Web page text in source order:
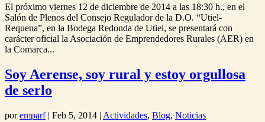
El próximo viernes 12 de diciembre de 2014 a las 18:30 h., en el
Salón de Plenos del Consejo Regulador de la D.O. “Utiel-
Requena”, en la Bodega Redonda de Utiel, se presentará con
carácter oficial la Asociación de Emprendedores Rurales (AER) en
la Comarca...
Soy Aerense, soy rural y estoy orgullosa
de serlo
poremparf| Feb 5, 2014 | Actividades, Blog, Noticias